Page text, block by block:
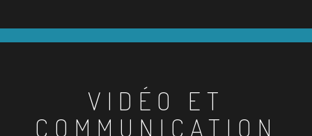
VIDÉO ET
COMMUNICATION